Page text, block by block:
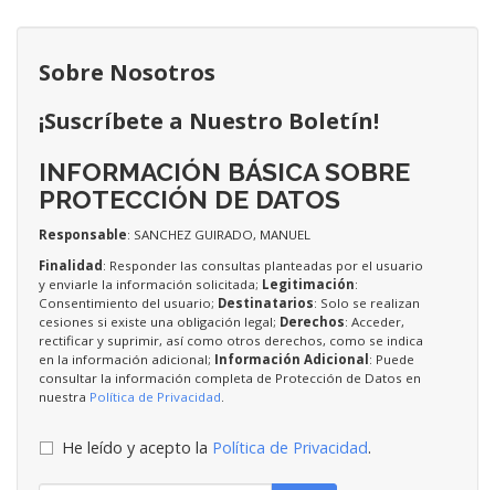
Sobre Nosotros
¡Suscríbete a Nuestro Boletín!
INFORMACIÓN BÁSICA SOBRE
PROTECCIÓN DE DATOS
Responsable: SANCHEZ GUIRADO, MANUEL
Finalidad: Responder las consultas planteadas por el usuario
y enviarle la información solicitada; Legitimación:
Consentimiento del usuario; Destinatarios: Solo se realizan
cesiones si existe una obligación legal; Derechos: Acceder,
rectificar y suprimir, así como otros derechos, como se indica
en la información adicional; Información Adicional: Puede
consultar la información completa de Protección de Datos en
nuestra Política de Privacidad
He leído y acepto la Política de Privacidad.